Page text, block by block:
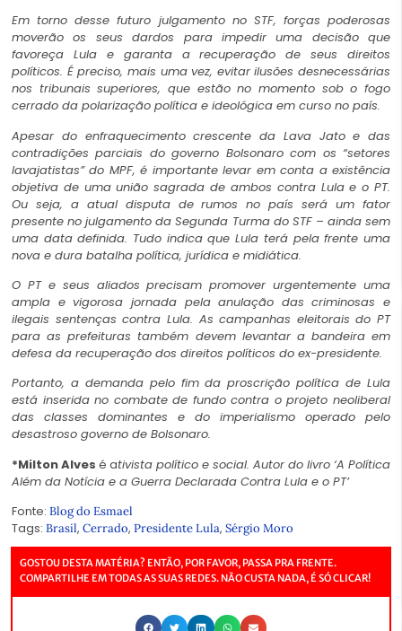
Em torno desse futuro julgamento no STF, forças poderosas
moverão os seus dardos para impedir uma decisão que
favoreça Lula e garanta a recuperação de seus direitos
políticos. É preciso, mais uma vez, evitar ilusões desnecessárias
nos tribunais superiores, que estão no momento sob o fogo
cerrado da polarização política e ideológica em curso no país.
Apesar do enfraquecimento crescente da Lava Jato e das
contradições parciais do governo Bolsonaro com os “setores
lavajatistas” do MPF, é importante levar em conta a existência
objetiva de uma união sagrada de ambos contra Lula e o PT.
Ou seja, a atual disputa de rumos no país será um fator
presente no julgamento da Segunda Turma do STF – ainda sem
uma data definida. Tudo indica que Lula terá pela frente uma
nova e dura batalha política, jurídica e midiática.
O PT e seus aliados precisam promover urgentemente uma
ampla e vigorosa jornada pela anulação das criminosas e
ilegais sentenças contra Lula. As campanhas eleitorais do PT
para as prefeituras também devem levantar a bandeira em
defesa da recuperação dos direitos políticos do ex-presidente.
Portanto, a demanda pelo fim da proscrição política de Lula
está inserida no combate de fundo contra o projeto neoliberal
das classes dominantes e do imperialismo operado pelo
desastroso governo de Bolsonaro.
*Milton Alves é ativista político e social. Autor do livro ‘A Política
Além da Notícia e a Guerra Declarada Contra Lula e o PT’
Fonte: Blog do Esmael
Tags: Brasil, Cerrado, Presidente Lula, Sérgio Moro
GOSTOU DESTA MATÉRIA? ENTÃO, POR FAVOR, PASSA PRA FRENTE.
COMPARTILHE EM TODAS AS SUAS REDES. NÃO CUSTA NADA, É SÓ CLICAR!